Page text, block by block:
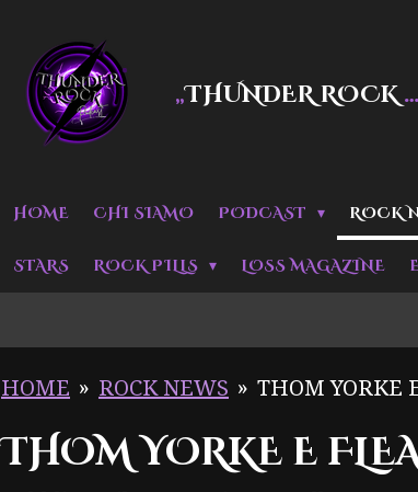
„THUNDER ROCK
HOME CHI SIAMO PODCAST ROCK
STARS ROCK PILLS LOSS MAGAZINE
HOME » ROCK NEWS » THOM YORKE
THOM YORKE E